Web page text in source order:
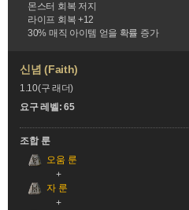
몬스터 회복 저지
라이프 회복 +12
30% 매직 아이템 얻을 확률 증가
신념 (Faith)
1.10(구 래더)
요구 레벨: 65
조합 룬
오움 룬
자 룬